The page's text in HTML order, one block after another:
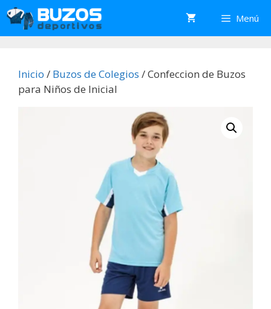
Saltar
al
contenido
Menú
Inicio / Buzos de Colegios / Confeccion de Buzos
para Niños de Inicial